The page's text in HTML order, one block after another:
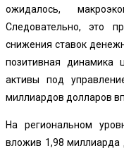
ожидалось,
Следовательно, это
снижения ставок
позитивная динамика
активы под
миллиардов долларов
На региональном
вложив 1,98 миллиарда